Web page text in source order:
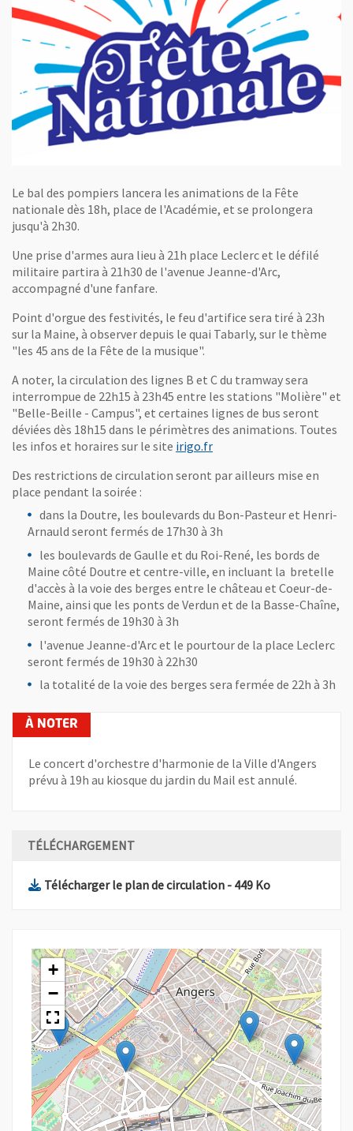
Le bal des pompiers lancera les animations de la Fête
nationale dès 18h, place de l'Académie, et se prolongera
jusqu'à 2h30.
Une prise d'armes aura lieu à 21h place Leclerc et le défilé
militaire partira à 21h30 de l'avenue Jeanne-d'Arc,
accompagné d'une fanfare.
Point d'orgue des festivités, le feu d'artifice sera tiré à 23h
sur la Maine, à observer depuis le quai Tabarly, sur le thème
"les 45 ans de la Fête de la musique".
A noter, la circulation des lignes B et C du tramway sera
interrompue de 22h15 à 23h45 entre les stations "Molière" et
"Belle-Beille - Campus", et certaines lignes de bus seront
déviées dès 18h15 dans le périmètres des animations. Toutes
les infos et horaires sur le site irigo.fr, Ouvre une nouvelle
Des restrictions de circulation seront par ailleurs mise en
place pendant la soirée :
dans la Doutre, les boulevards du Bon-Pasteur et Henri-
Arnauld seront fermés de 17h30 à 3h
les boulevards de Gaulle et du Roi-René, les bords de
Maine côté Doutre et centre-ville, en incluant la bretelle
d'accès à la voie des berges entre le château et Coeur-de-
Maine, ainsi que les ponts de Verdun et de la Basse-Chaîne,
seront fermés de 19h30 à 3h
l'avenue Jeanne-d'Arc et le pourtour de la place Leclerc
seront fermés de 19h30 à 22h30
la totalité de la voie des berges sera fermée de 22h à 3h
Le concert d'orchestre d'harmonie de la Ville d'Angers
prévu à 19h au kiosque du jardin du Mail est annulé.
TÉLÉCHARGEMENT
Télécharger le plan de circulation, Fichier au format Png
- 449 Ko, Ouvre une
+
−